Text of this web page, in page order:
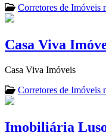
Corretores de Imóveis
Casa Viva
Casa Viva Imóveis
Corretores de Imóveis
Imobiliária